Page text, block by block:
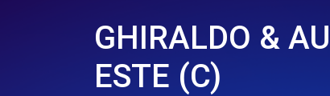
GHIRALDO &
ESTE (C)